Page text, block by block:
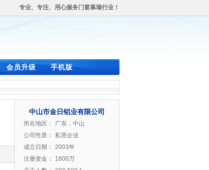
专业、专注、用心服务门窗幕墙行业！
会员升级 手机版
中山市金日铝业有限公司
所在地区：
广东，中山
公司性质：
私营企业
成立日期：
2003年
注册资金：
1800万